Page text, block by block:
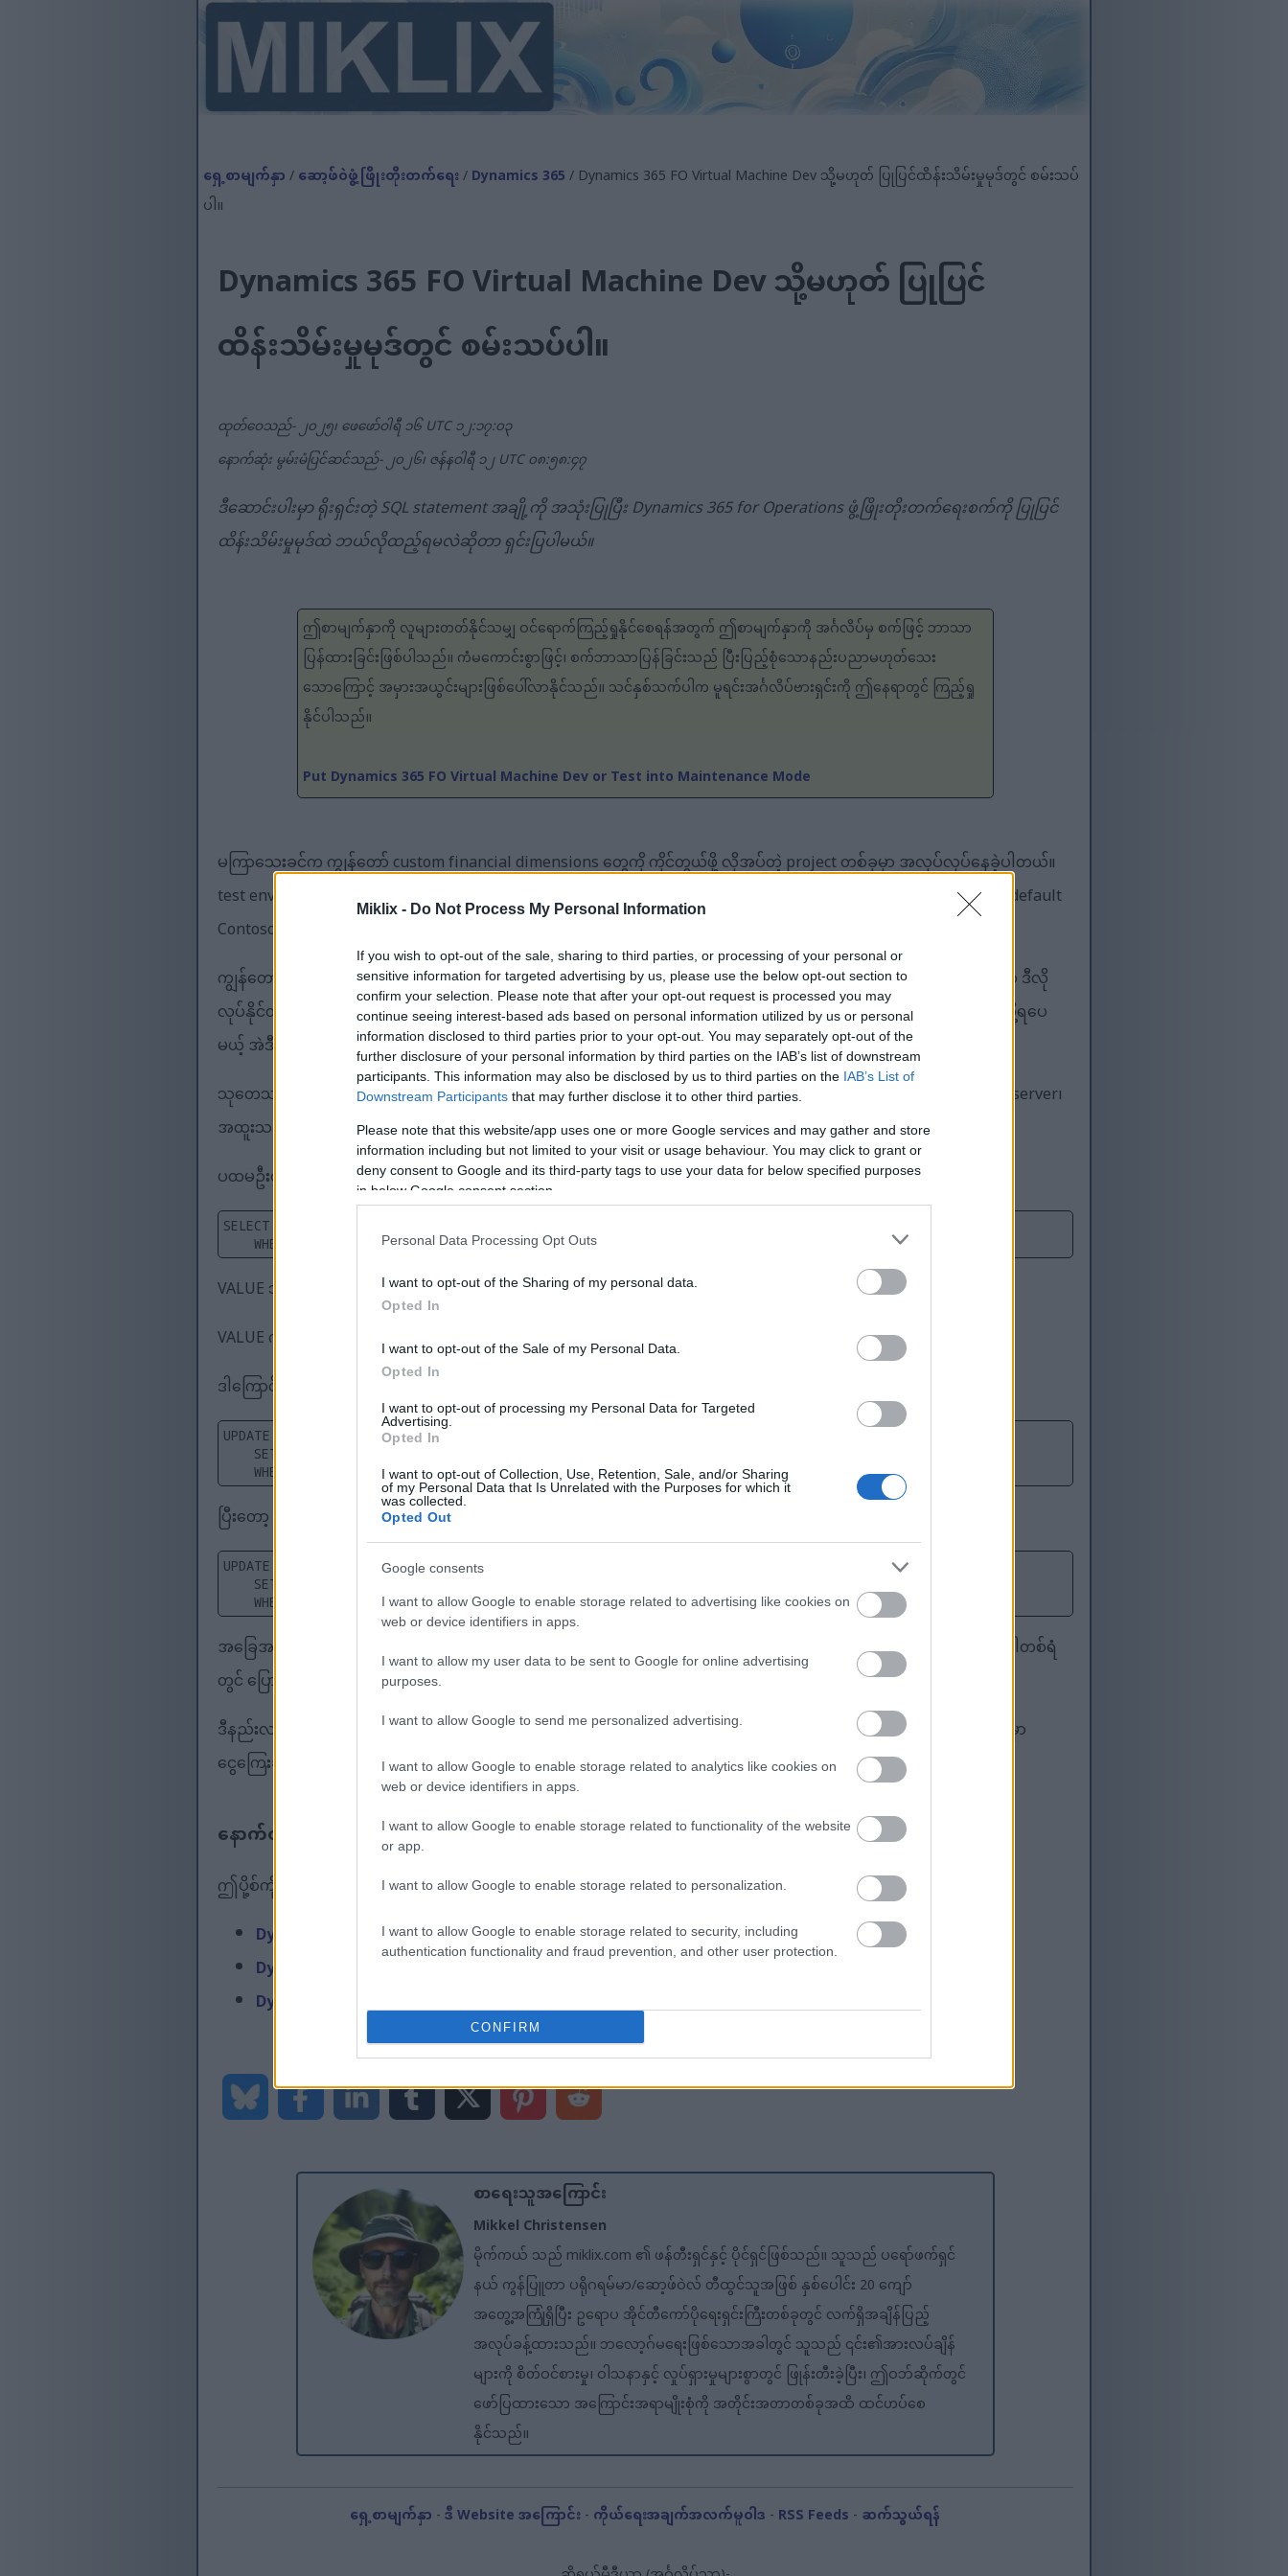
Miklix - Do Not Process My Personal Information
If you wish to opt-out of the sale, sharing to third parties, or processing of your personal or
sensitive information for targeted advertising by us, please use the below opt-out section to
confirm your selection. Please note that after your opt-out request is processed you may
continue seeing interest-based ads based on personal information utilized by us or personal
information disclosed to third parties prior to your opt-out. You may separately opt-out of the
further disclosure of your personal information by third parties on the IAB’s list of downstream
participants. This information may also be disclosed by us to third parties on the IAB’s List of
Downstream Participants that may further disclose it to other third parties.
Please note that this website/app uses one or more Google services and may gather and store
information including but not limited to your visit or usage behaviour. You may click to grant or
deny consent to Google and its third-party tags to use your data for below specified purposes
in below Google consent section.
Personal Data Processing Opt Outs
I want to opt-out of the Sharing of my personal data.
Opted In
I want to opt-out of the Sale of my Personal Data.
Opted In
I want to opt-out of processing my Personal Data for Targeted
Advertising.
Opted In
I want to opt-out of Collection, Use, Retention, Sale, and/or Sharing
of my Personal Data that Is Unrelated with the Purposes for which it
was collected.
Opted Out
Google consents
I want to allow Google to enable storage related to advertising like cookies on
web or device identifiers in apps.
I want to allow my user data to be sent to Google for online advertising
purposes.
I want to allow Google to send me personalized advertising.
I want to allow Google to enable storage related to analytics like cookies on
web or device identifiers in apps.
I want to allow Google to enable storage related to functionality of the website
or app.
I want to allow Google to enable storage related to personalization.
I want to allow Google to enable storage related to security, including
authentication functionality and fraud prevention, and other user protection.
CONFIRM
ရှေ့စာမျက်နှာ/ဆော့ဖ်ဝဲဖွံ့ဖြိုးတိုးတက်ရေး/Dynamics 365/ Dynamics 365 FO Virtual Machine Dev သို့မဟုတ် ပြုပြင်ထိန်းသိမ်းမှုမုဒ်တွင် စမ်းသပ်
ပါ။
Dynamics 365 FO Virtual Machine Dev သို့မဟုတ် ပြုပြင်
ထိန်းသိမ်းမှုမုဒ်တွင် စမ်းသပ်ပါ။
ထုတ်ဝေသည်- ၂၀၂၅၊ ဖေဖော်ဝါရီ ၁၆ UTC ၁၂:၁၇:၀၃
နောက်ဆုံး မွမ်းမံပြင်ဆင်သည်- ၂၀၂၆၊ ဇန်နဝါရီ ၁၂ UTC ၀၈:၅၈:၄၇
ဒီဆောင်းပါးမှာ ရိုးရှင်းတဲ့ SQL statement အချို့ကို အသုံးပြုပြီး Dynamics 365 for Operations ဖွံ့ဖြိုးတိုးတက်ရေးစက်ကို ပြုပြင်
ထိန်းသိမ်းမှုမုဒ်ထဲ ဘယ်လိုထည့်ရမလဲဆိုတာ ရှင်းပြပါမယ်။
ဤစာမျက်နှာကို လူများတတ်နိုင်သမျှ ဝင်ရောက်ကြည့်ရှုနိုင်စေရန်အတွက် ဤစာမျက်နှာကို အင်္ဂလိပ်မှ စက်ဖြင့် ဘာသာ
ပြန်ထားခြင်းဖြစ်ပါသည်။ ကံမကောင်းစွာဖြင့်၊ စက်ဘာသာပြန်ခြင်းသည် ပြီးပြည့်စုံသောနည်းပညာမဟုတ်သေး
သောကြောင့် အမှားအယွင်းများဖြစ်ပေါ်လာနိုင်သည်။ သင်နှစ်သက်ပါက မူရင်းအင်္ဂလိပ်ဗားရှင်းကို ဤနေရာတွင် ကြည့်ရှု
နိုင်ပါသည်။
Put Dynamics 365 FO Virtual Machine Dev or Test into Maintenance Mode
မကြာသေးခင်က ကျွန်တော် custom financial dimensions တွေကို ကိုင်တွယ်ဖို့ လိုအပ်တဲ့ project တစ်ခုမှာ အလုပ်လုပ်နေခဲ့ပါတယ်။
test environment မှာ မှန်ကန်တဲ့ dimensions တွေ ရှိခဲ့ပေမယ့် ကျွန်တော့်ရဲ့ development sandbox မှာတော့ Microsoft က default
Contoso data ပဲ ရှိတာကြောင့် လိုအပ်တဲ့ dimensions တွေကို မရနိုင်ခဲ့ပါဘူး။
ကျွန်တော် သူတို့ကို ဖန်တီးဖို့ စတင်လိုက်တဲ့အခါ Dynamics 365 FO မှာ environment က "maintenance mode" မှာ ရှိနေမှသာ ဒီလို
လုပ်နိုင်တာကို တွေ့ရှိခဲ့ပါတယ်။ စာရွက်စာတမ်းတွေအရ Lifecycle Services (LCS) ကနေ environment ကို ဒီ mode ထဲ ထည့်လို့ရပေ
မယ့် အဲဒီ option ကို ရှာမတွေ့ခဲ့ပါဘူး။
သုတေသနအချို့ပြုလုပ်ပြီးနောက်၊ အရေးမကြီးသော dev သို့မဟုတ် test environment အတွက် အမြန်ဆုံးနည်းလမ်းမှာ SQL server၊
အထူးသဖြင့် AxDB database တွင် တိုက်ရိုက်ရိုးရှင်းသော update တစ်ခုပြုလုပ်ရန်ဖြစ်ကြောင်း ကျွန်ုပ်တွေ့ရှိခဲ့သည်။
ပထမဦးစွာ၊ လက်ရှိအခြေအနေကိုစစ်ဆေးရန်၊ ဤ query ကိုလုပ်ဆောင်ပါ။
SELECT VALUE FROM [AxDB].[dbo].[SQLSYSTEMVARIABLES]
WHERE PARM = 'CONFIGURATIONMODE';
VALUE သည် 0 ဖြစ်ပါက၊ ပြုပြင်ထိန်းသိမ်းမှုမုဒ်ကို လောလောဆယ်ဖွင့်မထားပါ။
VALUE က 1 ဆိုရင်၊ လက်ရှိမှာ ပြုပြင်ထိန်းသိမ်းမှုမုဒ်ကို ဖွင့်ထားပါတယ်။
ဒါကြောင့် maintenance mode ကို enable လုပ်ဖို့ အောက်ပါအတိုင်း run ပါ။
UPDATE [AxDB].[dbo].[SQLSYSTEMVARIABLES]
SET VALUE = '1'
WHERE PARM = 'CONFIGURATIONMODE';
ပြီးတော့ ပြန်ပိတ်ဖို့အတွက် ဒီလိုလုပ်ပါ-
UPDATE [AxDB].[dbo].[SQLSYSTEMVARIABLES]
SET VALUE = '0'
WHERE PARM = 'CONFIGURATIONMODE';
အခြေအနေကို ပြောင်းလဲပြီးနောက်၊ သင်သည် ဝဘ်နှင့် အသုတ်ဝန်ဆောင်မှုများကို ပြန်လည်စတင်ရန် လိုအပ်လေ့ရှိသည်။ တစ်ခါတစ်ရံ
တွင် ပြောင်းလဲမှုကို မစတင်မီ အကြိမ်ပေါင်းများစွာပင် ပြန်လည်စတင်ရန် လိုအပ်ပါသည်။
ဒီနည်းလမ်းကို ထုတ်လုပ်မှု ဒါမှမဟုတ် အရေးကြီးတဲ့ပတ်ဝန်းကျင်မှာ မသုံးဖို့ အကြံပြုပါတယ်၊ ဒါပေမယ့် ဖွံ့ဖြိုးတိုးတက်ရေးစက်မှာ
ငွေကြေးဆိုင်ရာ ရှုထောင့်တွေကို အသက်သွင်းနိုင်တဲ့အခြေအနေကို မြန်မြန်ရောက်ဖို့အတွက်တော့ အဆင်ပြေပါတယ် :-)
နောက်ထပ်စာဖတ်ခြင်း။
ဤပို့စ်ကို သင်နှစ်သက်ပါက၊ ဤအကြံပြုချက်များကို သင်လည်း နှစ်သက်နိုင်ပါသည်-
Dynamics 365 တွင် Financial Dimension အတွက် Lookup Field တစ်ခု ဖန်တီးခြင်း။
Dynamics 365 ရှိ X++ ကုဒ်မှ Financial Dimension Value ကို အပ်ဒိတ်လုပ်ပါ။
Dynamics 365 တွင် တိုးချဲ့မှုမှတစ်ဆင့် ပြသခြင်း သို့မဟုတ် တည်းဖြတ်ခြင်းနည်းလမ်းကို ထည့်ပါ။
စာရေးသူအကြောင်း
Mikkel Christensen
မိုက်ကယ် သည် miklix.com ၏ ဖန်တီးရှင်နှင့် ပိုင်ရှင်ဖြစ်သည်။ သူသည် ပရော်ဖက်ရှင်
နယ် ကွန်ပြူတာ ပရိုဂရမ်မာ/ဆော့ဖ်ဝဲလ် တီထွင်သူအဖြစ် နှစ်ပေါင်း 20 ကျော်
အတွေ့အကြုံရှိပြီး ဥရောပ အိုင်တီကော်ပိုရေးရှင်းကြီးတစ်ခုတွင် လက်ရှိအချိန်ပြည့်
အလုပ်ခန့်ထားသည်။ ဘလော့ဂ်မရေးဖြစ်သောအခါတွင် သူသည် ၎င်း၏အားလပ်ချိန်
များကို စိတ်ဝင်စားမှု၊ ဝါသနာနှင့် လှုပ်ရှားမှုများစွာတွင် ဖြုန်းတီးခဲ့ပြီး၊ ဤဝဘ်ဆိုက်တွင်
ဖော်ပြထားသော အကြောင်းအရာမျိုးစုံကို အတိုင်းအတာတစ်ခုအထိ ထင်ဟပ်စေ
နိုင်သည်။
ရှေ့စာမျက်နှာ-ဒီ Website အကြောင်း-ကိုယ်ရေးအချက်အလက်မူဝါဒ-RSS Feeds-ဆက်သွယ်ရန်